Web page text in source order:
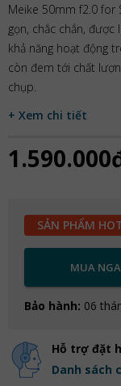
Meike 50mm f2.0 for
gọn, chắc chắn,
khả năng hoạt động
còn đem tới chất
chụp.
+ Xem chi tiết
SẢN PHẨM
MUA
Bảo hành: 06
Hỗ trợ đặt
Danh sách